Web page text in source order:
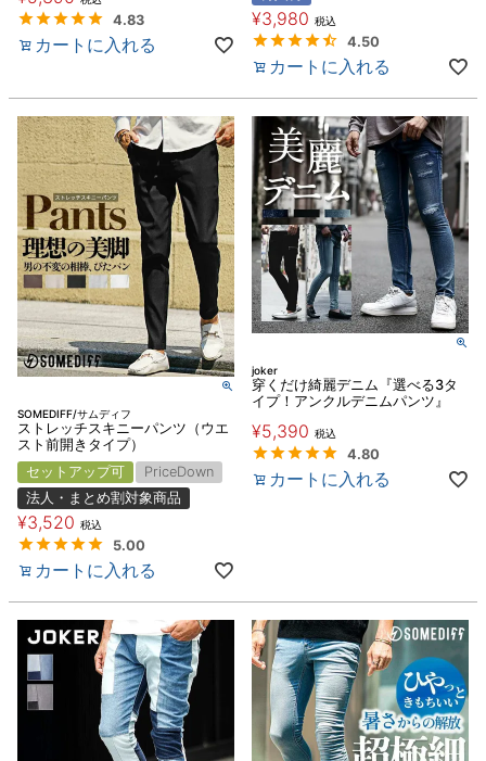
4.83
カートに入れる
¥3,980 税込
4.50
カートに入れる
SOMEDIFF/サムディフ
ストレッチスキニーパンツ（ウエ
スト前開きタイプ）
セットアップ可
PriceDown
法人・まとめ割対象商品
¥3,520 税込
5.00
カートに入れる
joker
穿くだけ綺麗デニム『選べる3タ
イプ！アンクルデニムパンツ』
¥5,390 税込
4.80
カートに入れる